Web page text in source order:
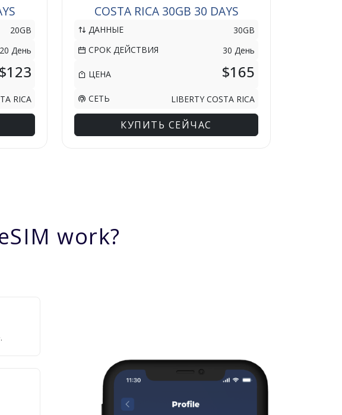
20GB
20 День
$123
RICA
COSTA RICA 30GB 30 DAYS
ДАННЫЕ
30GB
СРОК ДЕЙСТВИЯ
30 День
ЦЕНА $165
СЕТЬ LIBERTY COSTA RICA
КУПИТЬ СЕЙЧАС
work?